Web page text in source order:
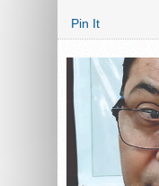
Pin It